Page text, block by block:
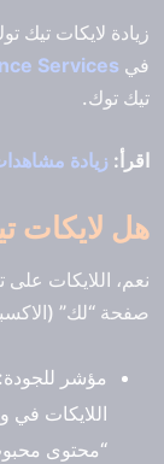
زيادة لايكات تيك
في Services
تيك توك.
اقرأ: زيادة
هل لايكات
نعم، اللايكات
صفحة “لك”
مؤشر للجودة:
اللايكات
“محتوى